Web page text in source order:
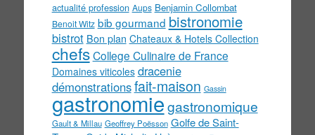
actualité profession Aups Benjamin Collombat
Benoit Witz bib gourmand bistronomie
bistrot Bon plan Chateaux & Hotels Collection
chefs College Culinaire de France
Domaines viticoles dracenie
démonstrationsfait-maison Gassin
gastronomiegastronomique
Gault & Millau Geoffrey Poësson Golfe de Saint-